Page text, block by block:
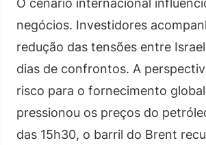
O cenário internacional
negócios. Investidores
redução das tensões entre
dias de confrontos. A
risco para o fornecimento
pressionou os preços do
das 15h30, o barril do Brent